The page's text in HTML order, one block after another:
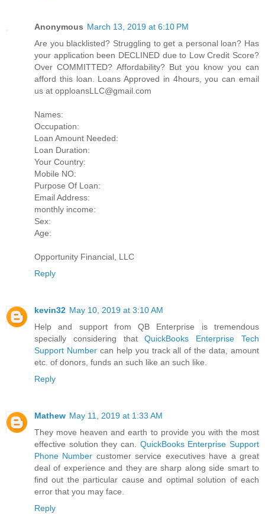
Anonymous March 13, 2019 at 6:10 PM
Are you blacklisted? Struggling to get a personal loan? Has
your application been DECLINED due to Low Credit Score?
Over COMMITTED? Affordability? But you know you can
afford this loan. Loans Approved in 4hours, you can email
us at opploansLLC@gmail.com
Names:
Occupation:
Loan Amount Needed:
Loan Duration:
Your Country:
Mobile NO:
Purpose Of Loan:
Email Address:
monthly income:
Sex:
Age:
Opportunity Financial, LLC
Reply
kevin32 May 10, 2019 at 3:10 AM
Help and support from QB Enterprise is tremendous
specially considering thatQuickBooks Enterprise Tech
Support Numbercan help you track all of the data, amount
etc. of donors, funds an such like an such like.
Reply
Mathew May 11, 2019 at 1:33 AM
They move heaven and earth to provide you with the most
effective solution they can. QuickBooks Enterprise Support
Phone Number customer service executives have a great
deal of experience and they are sharp along side smart to
find out the particular cause and optimal solution of each
error that you may face.
Reply